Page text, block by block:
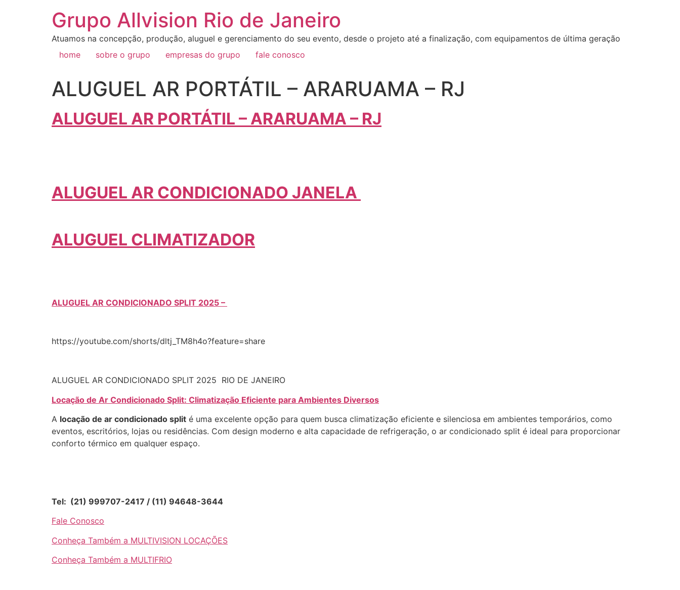
Grupo Allvision Rio de Janeiro
Atuamos na concepção, produção, aluguel e gerenciamento do seu evento, desde o projeto até a finalização, com equipamentos de última geração
home
sobre o grupo empresas do grupo fale conosco
ALUGUEL AR PORTÁTIL – ARARUAMA – RJ
ALUGUEL AR PORTÁTIL – ARARUAMA – RJ
ALUGUEL AR CONDICIONADO JANELA
ALUGUEL CLIMATIZADOR
ALUGUEL AR CONDICIONADO SPLIT 2025 –
https://youtube.com/shorts/dltj_TM8h4o?feature=share
ALUGUEL AR CONDICIONADO SPLIT 2025 RIO DE JANEIRO
Locação de Ar Condicionado Split: Climatização Eficiente para Ambientes Diversos
A locação de ar condicionado split é uma excelente opção para quem busca climatização eficiente e silenciosa em ambientes temporários, como
eventos, escritórios, lojas ou residências. Com design moderno e alta capacidade de refrigeração, o ar condicionado split é ideal para proporcionar
conforto térmico em qualquer espaço.
Tel: (21) 999707-2417 / (11) 94648-3644
Fale Conosco
Conheça Também a MULTIVISION LOCAÇÕES
Conheça Também a MULTIFRIO